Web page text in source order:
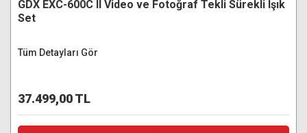
GDX EXC-600C II Video ve Fotoğraf Tekli Sürekli Işık
Set
Tüm Detayları Gör
37.499,00 TL